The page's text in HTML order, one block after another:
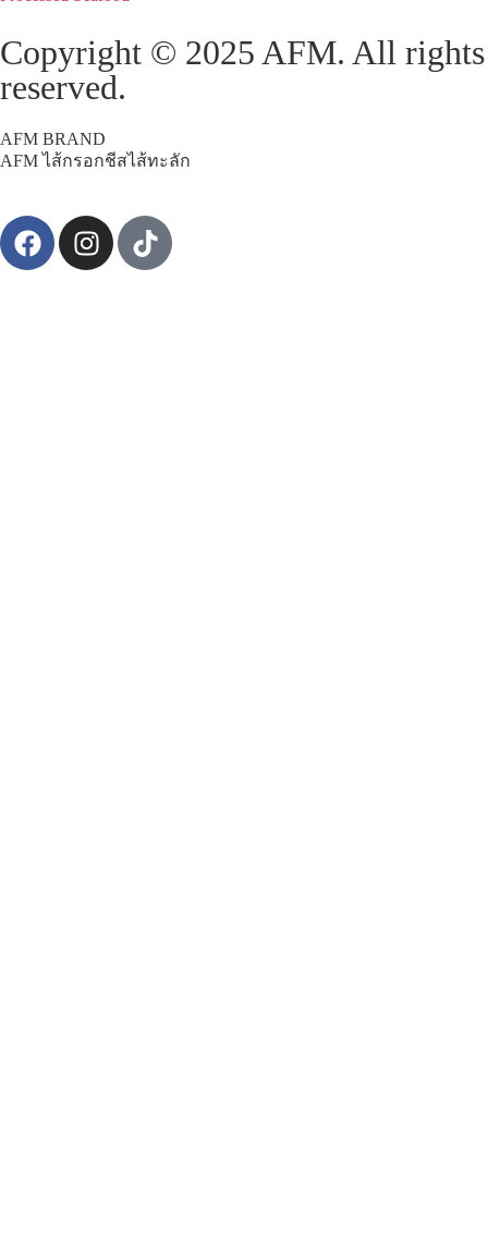
Copyright © 2025 AFM. All rights
reserved.
AFM BRAND
AFM ไส้กรอกชีสไส้ทะลัก